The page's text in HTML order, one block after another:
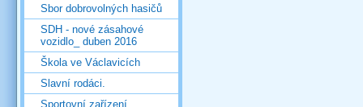
Sbor dobrovolných hasičů
SDH - nové zásahové
vozidlo_ duben 2016
Škola ve Václavicích
Slavní rodáci.
Sportovní zařízení